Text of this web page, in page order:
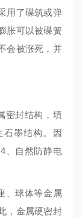
用了碟筑或弹
胀可以被碟簧
会被涨死，并
密封结构，填
墨结构。因
、自然防静电
、球体等金属
，金属硬密封